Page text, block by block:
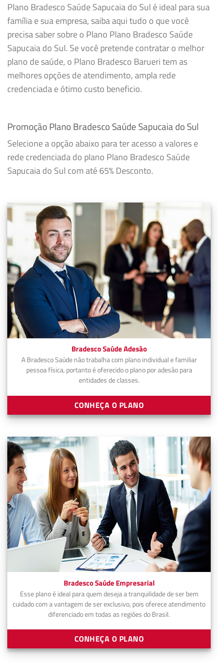
Plano Bradesco Saúde Sapucaia do Sul é ideal para sua
família e sua empresa, saiba aqui tudo o que você
precisa saber sobre o Plano Plano Bradesco Saúde
Sapucaia do Sul. Se você pretende contratar o melhor
plano de saúde, o Plano Bradesco Barueri tem as
melhores opções de atendimento, ampla rede
credenciada e ótimo custo beneficio.
Promoção Plano Bradesco Saúde Sapucaia do Sul
Selecione a opção abaixo para ter acesso a valores e
rede credenciada do plano Plano Bradesco Saúde
Sapucaia do Sul com até 65% Desconto.
Bradesco Saúde Adesão
A Bradesco Saúde não trabalha com plano individual e familiar
pessoa física, portanto é oferecido o plano por adesão para
entidades de classes.
CONHEÇA O PLANO
Bradesco Saúde Empresarial
Esse plano é ideal para quem deseja a tranquilidade de ser bem
cuidado com a vantagem de ser exclusivo, pois oferece atendimento
diferenciado em todas as regiões do Brasil.
CONHEÇA O PLANO